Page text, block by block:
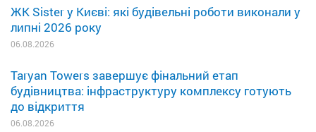
ЖК Sister у Києві: які будівельні роботи виконали у
липні 2026 року
06.08.2026
Taryan Towers завершує фінальний етап
будівництва: інфраструктуру комплексу готують
до відкриття
06.08.2026